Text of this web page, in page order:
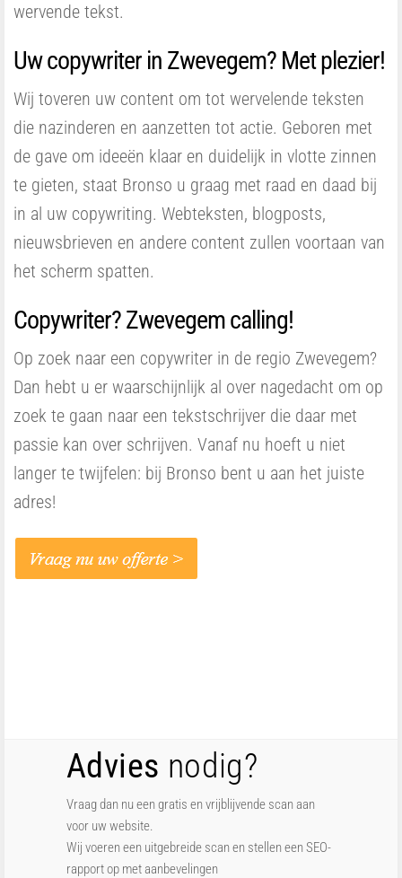
wervende tekst.
Uw copywriter in Zwevegem? Met plezier!
Wij toveren uw content om tot wervelende teksten
die nazinderen en aanzetten tot actie. Geboren met
de gave om ideeën klaar en duidelijk in vlotte zinnen
te gieten, staat Bronso u graag met raad en daad bij
in al uw copywriting. Webteksten, blogposts,
nieuwsbrieven en andere content zullen voortaan van
het scherm spatten.
Copywriter? Zwevegem calling!
Op zoek naar een copywriter in de regio Zwevegem?
Dan hebt u er waarschijnlijk al over nagedacht om op
zoek te gaan naar een tekstschrijver die daar met
passie kan over schrijven. Vanaf nu hoeft u niet
langer te twijfelen: bij Bronso bent u aan het juiste
adres!
Advies nodig?
Vraag dan nu een gratis en vrijblijvende scan aan
voor uw website.
Wij voeren een uitgebreide scan en stellen een SEO-
rapport op met aanbevelingen